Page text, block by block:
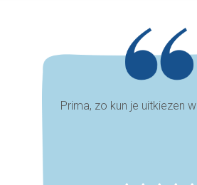
Prima, zo kun je uitkiezen